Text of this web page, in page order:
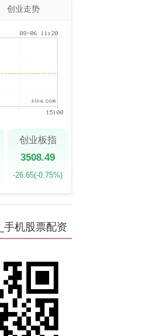
创业走势
创业板指
3508.49
-26.65(-0.75%)
手机股票配资